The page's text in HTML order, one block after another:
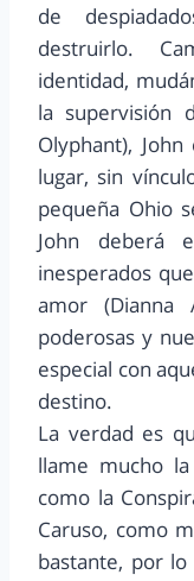
de
destruirlo.
identidad,
la supervisión
Olyphant),
lugar, sin
pequeña Ohio
John deberá
inesperados
amor (Dianna
poderosas y
especial con
destino.
La verdad es
llame mucho
como la
Caruso, como
bastante, por